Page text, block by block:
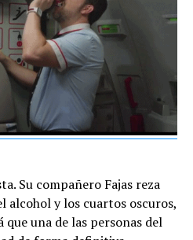
Su compañero Fajas reza
alcohol y los cuartos oscuros,
que una de las personas del